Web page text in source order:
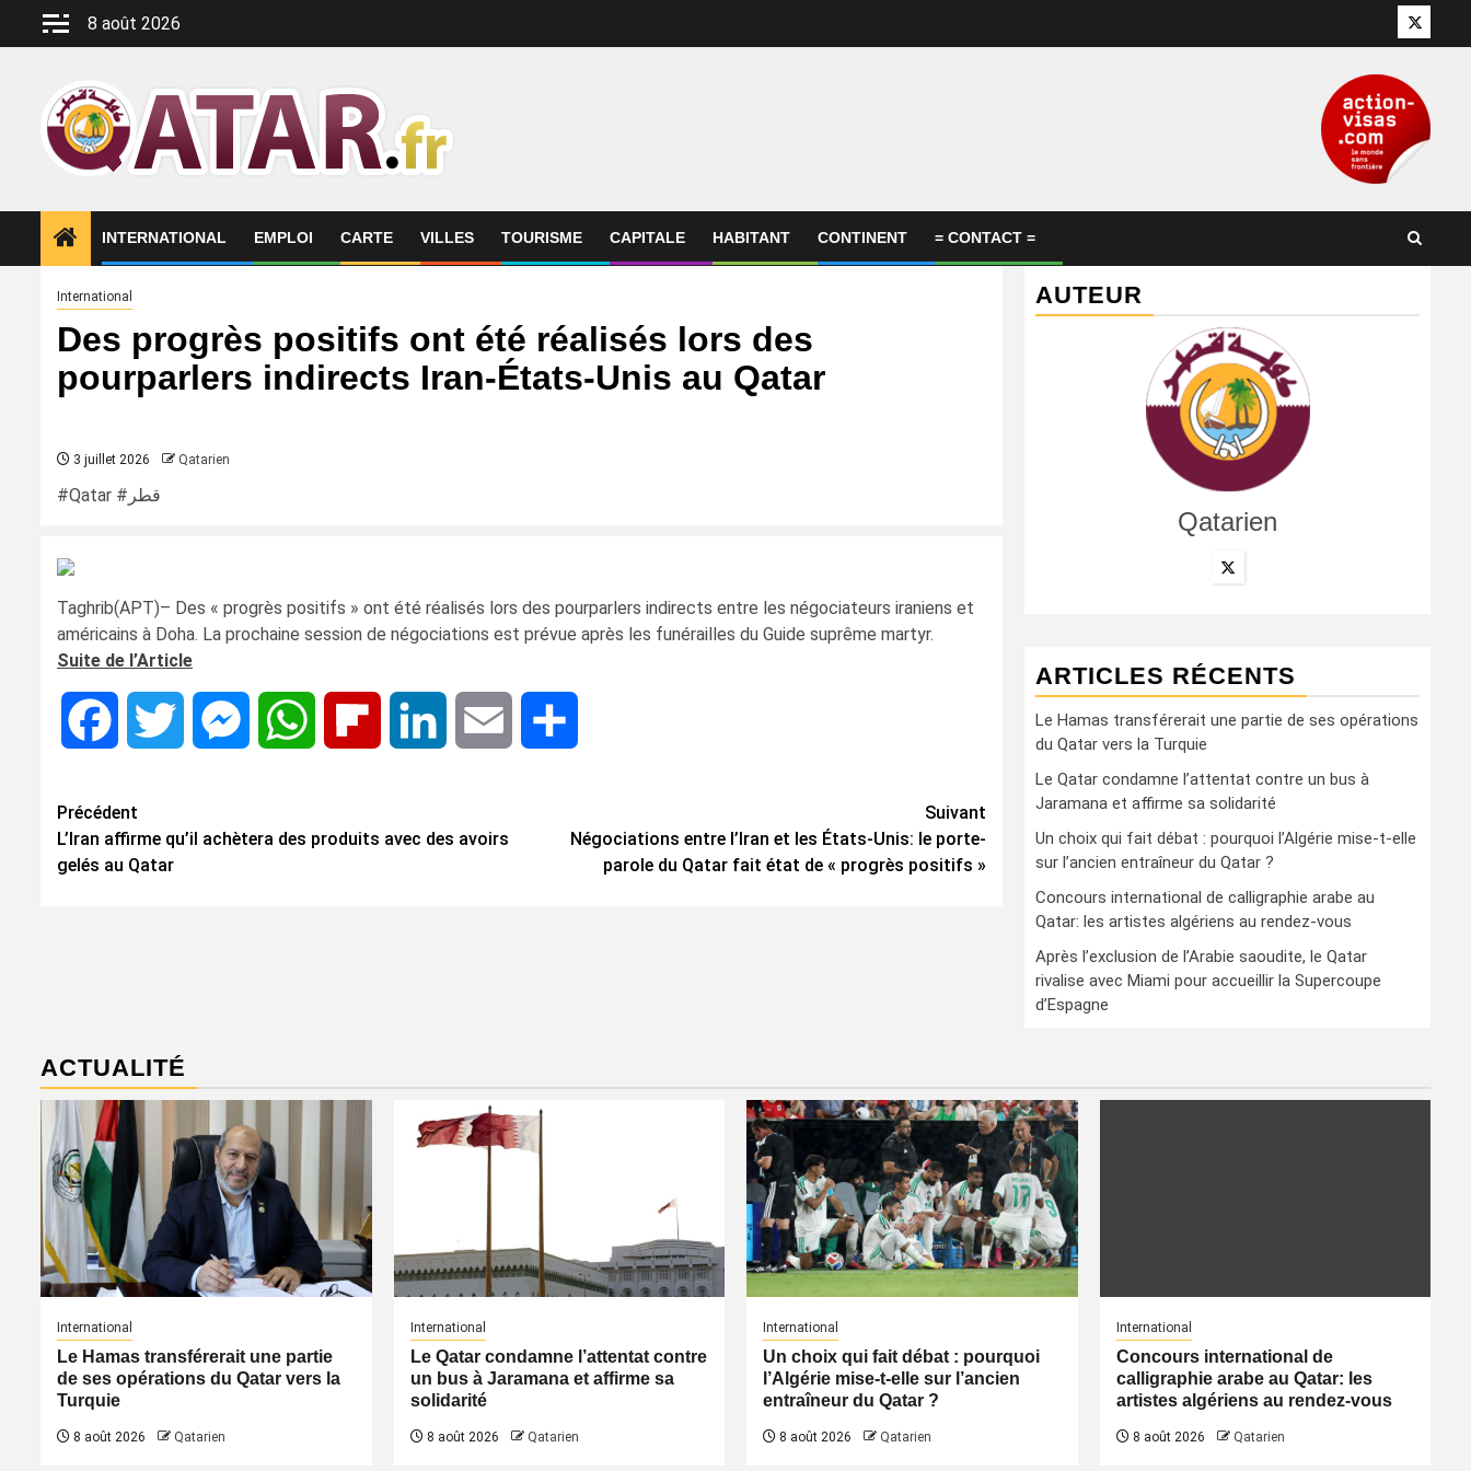
8 août 2026 Twitter
INTERNATIONAL EMPLOI CARTE VILLES TOURISME CAPITALE HABITANT CONTINENT = CONTACT =
International
Des progrès positifs ont été réalisés lors des
pourparlers indirects Iran-États-Unis au Qatar
3 juillet 2026 Qatarien
#Qatar #قطر
Taghrib(APT)– Des « progrès positifs » ont été réalisés lors des pourparlers indirects entre les négociateurs iraniens et
américains à Doha. La prochaine session de négociations est prévue après les funérailles du Guide suprême martyr.
Suite de l’Article
Facebook Twitter MessengerWhatsApp Flipboard LinkedIn Email
Navigation
d’article
Précédent
L’Iran affirme qu’il achètera des produits avec des avoirs
gelés au Qatar
Suivant
Négociations entre l’Iran et les États-Unis: le porte-
parole du Qatar fait état de « progrès positifs »
AUTEUR
Qatarien
ARTICLES RÉCENTS
Le Hamas transférerait une partie de ses opérations
du Qatar vers la Turquie
Le Qatar condamne l’attentat contre un bus à
Jaramana et affirme sa solidarité
Un choix qui fait débat : pourquoi l’Algérie mise-t-elle
sur l’ancien entraîneur du Qatar ?
Concours international de calligraphie arabe au
Qatar: les artistes algériens au rendez-vous
Après l’exclusion de l’Arabie saoudite, le Qatar
rivalise avec Miami pour accueillir la Supercoupe
d’Espagne
ACTUALITÉ
International
Le Hamas transférerait une partie
de ses opérations du Qatar vers la
Turquie
8 août 2026 Qatarien
International
Le Qatar condamne l’attentat contre
un bus à Jaramana et affirme sa
solidarité
8 août 2026 Qatarien
International
Un choix qui fait débat : pourquoi
l’Algérie mise-t-elle sur l’ancien
entraîneur du Qatar ?
8 août 2026 Qatarien
International
Concours international de
calligraphie arabe au Qatar: les
artistes algériens au rendez-vous
8 août 2026 Qatarien